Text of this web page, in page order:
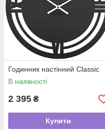
Годинник настінний Classic
В наявності
2 395 ₴
Купити